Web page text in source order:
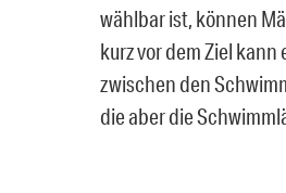
wählbar ist, können
kurz vor dem Ziel
zwischen den
die aber die